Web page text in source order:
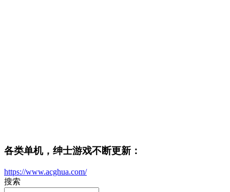
各类单机，绅士游戏不断更新：
https://www.acghua.com/
搜索